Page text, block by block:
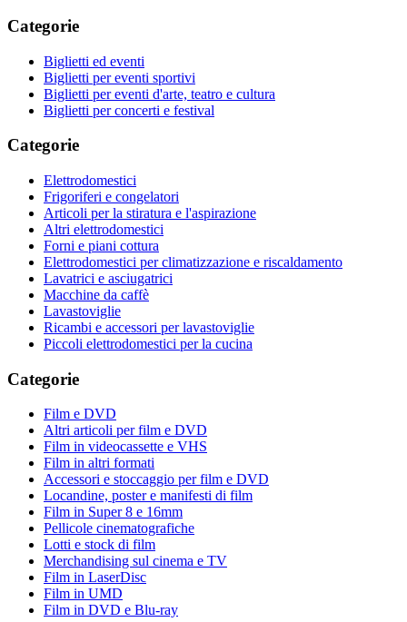
Categorie
Biglietti ed eventi
Biglietti per eventi sportivi
Biglietti per eventi d'arte, teatro e cultura
Biglietti per concerti e festival
Categorie
Elettrodomestici
Frigoriferi e congelatori
Articoli per la stiratura e l'aspirazione
Altri elettrodomestici
Forni e piani cottura
Elettrodomestici per climatizzazione e riscaldamento
Lavatrici e asciugatrici
Macchine da caffè
Lavastoviglie
Ricambi e accessori per lavastoviglie
Piccoli elettrodomestici per la cucina
Categorie
Film e DVD
Altri articoli per film e DVD
Film in videocassette e VHS
Film in altri formati
Accessori e stoccaggio per film e DVD
Locandine, poster e manifesti di film
Film in Super 8 e 16mm
Pellicole cinematografiche
Lotti e stock di film
Merchandising sul cinema e TV
Film in LaserDisc
Film in UMD
Film in DVD e Blu-ray